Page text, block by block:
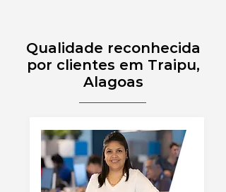
Qualidade reconhecida
por clientes em Traipu,
Alagoas